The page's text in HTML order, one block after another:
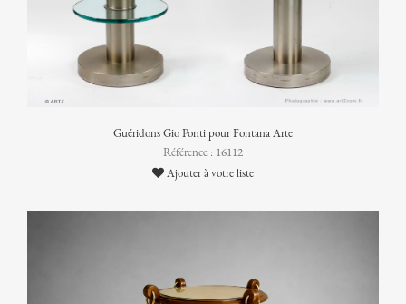
Guéridons Gio Ponti pour Fontana Arte
Référence : 16112
Ajouter à votre liste